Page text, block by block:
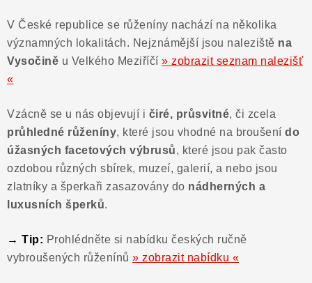
V České republice se růženíny nachází na několika
významných lokalitách. Nejznámější jsou naleziště na
Vysočině u Velkého Meziříčí » zobrazit seznam nalezišť
«
Vzácně se u nás objevují i čiré, průsvitné, či zcela
průhledné růženíny, které jsou vhodné na broušení do
úžasných facetových výbrusů, které jsou pak často
ozdobou různých sbírek, muzeí, galerií, a nebo jsou
zlatníky a šperkaři zasazovány do nádherných a
luxusních šperků.
→ Tip: Prohlédněte si nabídku českých ručně
vybroušených růženínů » zobrazit nabídku «